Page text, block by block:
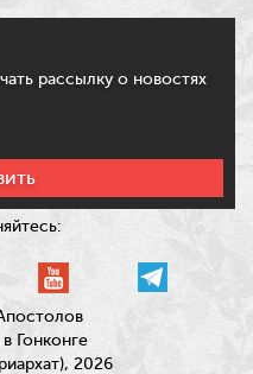
рассылку о новостях
Гонконге
2026